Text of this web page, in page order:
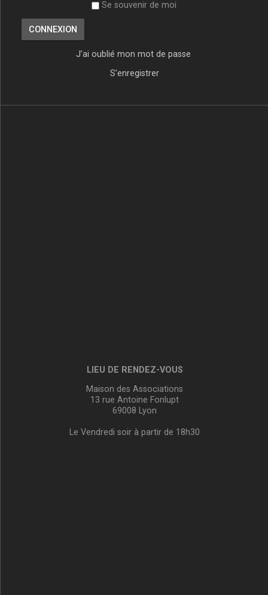
Se souvenir de moi
J’ai oublié mon mot de passe
S’enregistrer
LIEU DE RENDEZ-VOUS
Maison des Associations
13 rue Antoine Fonlupt
69008 Lyon
Le Vendredi soir à partir de 18h30